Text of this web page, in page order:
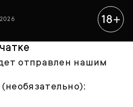
отправлен нашим